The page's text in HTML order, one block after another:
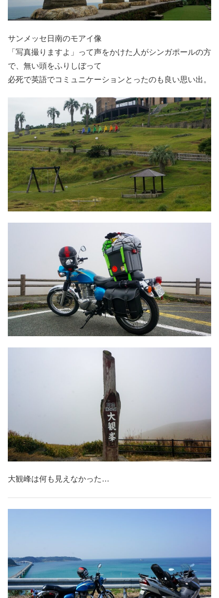
サンメッセ日南のモアイ像
「写真撮りますよ」って声をかけた人がシンガポールの方
で、無い頭をふりしぼって
必死で英語でコミュニケーションとったのも良い思い出。
大観峰は何も見えなかった…